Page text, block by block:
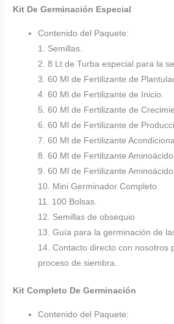
Kit De Germinación Especial
Contenido del Paquete:
1. Semillas.
2. 8 Lt de Turba especial para la
3. 60 Ml de Fertilizante de
4. 60 Ml de Fertilizante de Inicio.
5. 60 Ml de Fertilizante de
6. 60 Ml de Fertilizante de
7. 60 Ml de Fertilizante
8. 60 Ml de Fertilizante
9. 60 Ml de Fertilizante
10. Mini Germinador Completo.
11. 100 Bolsas.
12. Semillas de obsequio
13. Guía para la germinación de
14. Contacto directo con nosotros
proceso de siembra.
Kit Completo De Germinación
Contenido del Paquete: